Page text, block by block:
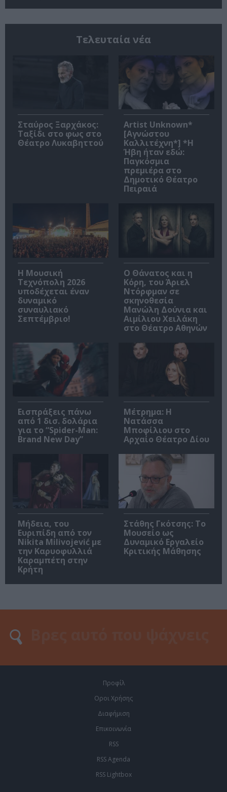
Τελευταία νέα
Σταύρος Ξαρχάκος:
Ταξίδι στο φως στο
Θέατρο Λυκαβηττού
Artist Unknown*
[Αγνώστου
Καλλιτέχνη*] *Η
Ήβη ήταν εδώ:
Παγκόσμια
πρεμιέρα στο
Δημοτικό Θέατρο
Πειραιά
Η Μουσική
Τεχνόπολη 2026
υποδέχεται έναν
δυναμικό
συναυλιακό
Σεπτέμβριο!
Ο Θάνατος και η
Κόρη, του Άριελ
Ντόρφμαν σε
σκηνοθεσία
Μανώλη Δούνια και
Αιμίλιου Χειλάκη
στο Θέατρο Αθηνών
Εισπράξεις πάνω
από 1 δισ. δολάρια
για το “Spider-Man:
Brand New Day”
Μέτρημα: Η
Νατάσσα
Μποφίλιου στο
Αρχαίο Θέατρο Δίου
Μήδεια, του
Ευριπίδη από τον
Nikita Milivojević με
την Καρυοφυλλιά
Καραμπέτη στην
Κρήτη
Στάθης Γκότσης: Το
Μουσείο ως
Δυναμικό Εργαλείο
Κριτικής Μάθησης
Προφίλ
Οροι Χρήσης
Διαφήμιση
Επικοινωνία
RSS
RSS Agenda
RSS Lightbox